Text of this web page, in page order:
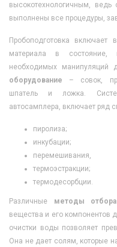
высокотехнологичным, ведь
выполнены все процедуры,
Пробоподготовка
материала в состояние,
необходимых манипуляций
оборудование – совок,
шпатель и ложка.
автосамплера, включает ряд
пиролиза;
инкубации;
перемешивания,
термоэстракции;
термодесорбции.
Различные методы
вещества и его компонентов
очистки воды позволяет
Она не дает солям, которые